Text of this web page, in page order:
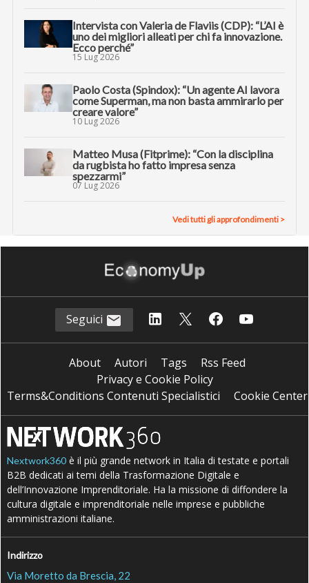
Intervista con Valeria de Flaviis (CDP): “L’AI è
uno dei migliori alleati per chi fa innovazione.
Ecco perché”
15 Lug 2026
Paolo Costa (Spindox): “Un agente AI lavora
come Superman, ma non basta ammirarlo per
creare valore”
10 Lug 2026
Matteo Musa (Fitprime): “Con la disciplina
da rugbista ho fatto impresa senza
spezzarmi”
07 Lug 2026
Vedi tutti gli approfondimenti >
Seguici
About Autori Tags
Rss Feed
Privacy e Cookie Policy
Terms&Conditions Contenuti Specialistici
Cookie Center
Nextwork360 è il più grande network in Italia di testate e portali
B2B dedicati ai temi della Trasformazione Digitale e
dell’Innovazione Imprenditoriale. Ha la missione di diffondere la
cultura digitale e imprenditoriale nelle imprese e pubbliche
amministrazioni italiane.
Indirizzo
Via Moretto da Brescia, 22